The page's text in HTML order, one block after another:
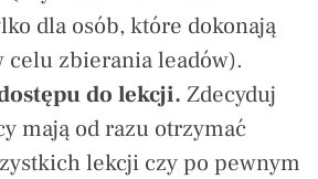
dla osób, które dokonają
celu zbierania leadów).
do lekcji. Zdecyduj
mają od razu otrzymać
lekcji czy po pewnym